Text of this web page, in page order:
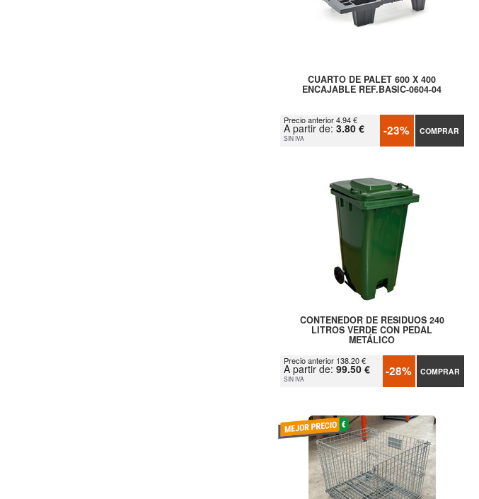
CUARTO DE PALET 600 X 400
ENCAJABLE REF.BASIC-0604-04
Precio anterior 4.94 €
A partir de: 3.80 €
SIN IVA -23% COMPRAR
CONTENEDOR DE RESIDUOS 240
LITROS VERDE CON PEDAL
METÁLICO
Precio anterior 138.20 €
A partir de: 99.50 €
SIN IVA -28% COMPRAR